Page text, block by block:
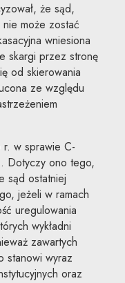
że sąd,
może zostać
wniesiona
skargi przez stronę
od skierowania
ze względu
r. w sprawie C-
Dotyczy ono tego,
sąd ostatniej
jeżeli w ramach
uregulowania
wykładni
zawartych
stanowi wyraz
oraz